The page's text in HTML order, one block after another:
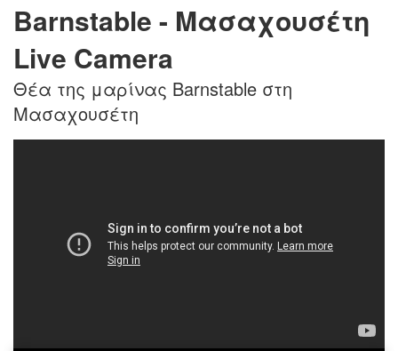
Barnstable - Μασαχουσέτη
Live Camera
Θέα της μαρίνας Barnstable στη
Μασαχουσέτη